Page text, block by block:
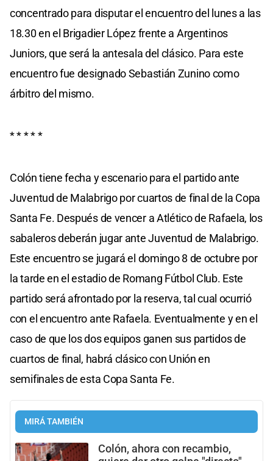
concentrado para disputar el encuentro del lunes a las
18.30 en el Brigadier López frente a Argentinos
Juniors, que será la antesala del clásico. Para este
encuentro fue designado Sebastián Zunino como
árbitro del mismo.
* * * * *
Colón tiene fecha y escenario para el partido ante
Juventud de Malabrigo por cuartos de final de la Copa
Santa Fe. Después de vencer a Atlético de Rafaela, los
sabaleros deberán jugar ante Juventud de Malabrigo.
Este encuentro se jugará el domingo 8 de octubre por
la tarde en el estadio de Romang Fútbol Club. Este
partido será afrontado por la reserva, tal cual ocurrió
con el encuentro ante Rafaela. Eventualmente y en el
caso de que los dos equipos ganen sus partidos de
cuartos de final, habrá clásico con Unión en
semifinales de esta Copa Santa Fe.
MIRÁ TAMBIÉN
Colón, ahora con recambio,